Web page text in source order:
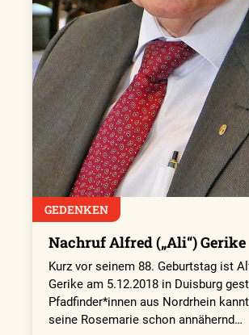
GEDENKEN
Nachruf Alfred („Ali“) Gerike
Kurz vor seinem 88. Geburtstag ist
Gerike am 5.12.2018 in Duisburg
Pfadfinder*innen aus Nordrhein
seine Rosemarie schon annähernd…